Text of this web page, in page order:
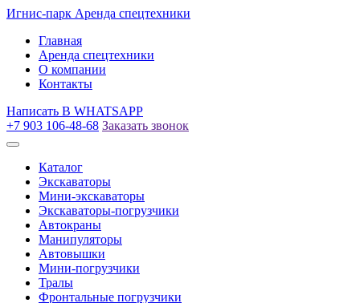
Игнис-парк Аренда спецтехники
Главная
Аренда спецтехники
О компании
Контакты
Написать В WHATSAPP
+7 903 106-48-68 Заказать звонок
Каталог
Экскаваторы
Мини-экскаваторы
Экскаваторы-погрузчики
Автокраны
Манипуляторы
Автовышки
Мини-погрузчики
Тралы
Фронтальные погрузчики